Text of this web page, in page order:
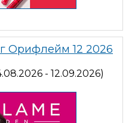
Орифлейм 12 2026
- 12.09.2026)